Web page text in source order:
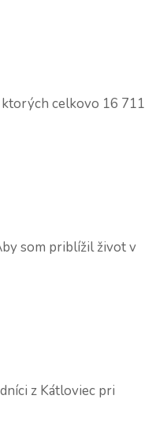
ktorých celkovo 16 711
som priblížil život v
z Kátloviec pri